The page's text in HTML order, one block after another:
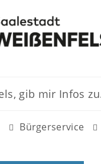
Bürgerservice